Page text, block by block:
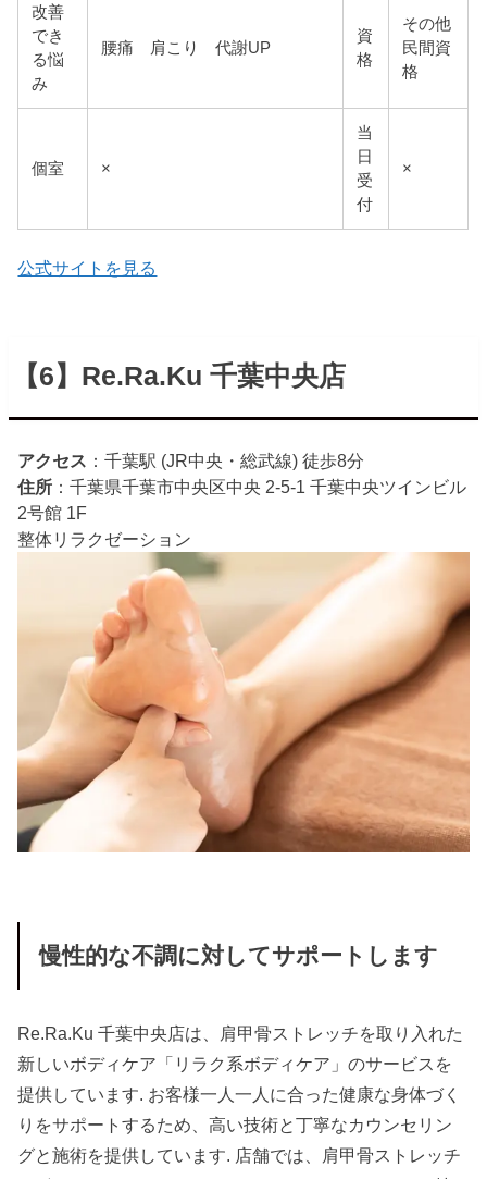
改善
でき
る悩
み
腰痛 肩こり 代謝UP
資
格
その他
民間資
格
個室 ×
当
日
受
付
×
公式サイトを見る
【6】Re.Ra.Ku 千葉中央店
アクセス ：千葉駅 (JR中央・総武線) 徒歩8分
住所 ：千葉県千葉市中央区中央 2-5-1 千葉中央ツインビル
2号館 1F
整体リラクゼーション
慢性的な不調に対してサポートします
Re.Ra.Ku 千葉中央店は、肩甲骨ストレッチを取り入れた
新しいボディケア「リラク系ボディケア」のサービスを
提供しています. お客様一人一人に合った健康な身体づく
りをサポートするため、高い技術と丁寧なカウンセリン
グと施術を提供しています. 店舗では、肩甲骨ストレッチ